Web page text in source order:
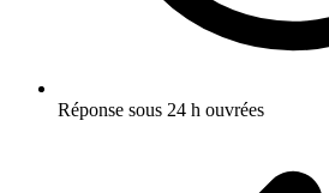
Réponse sous 24 h ouvrées